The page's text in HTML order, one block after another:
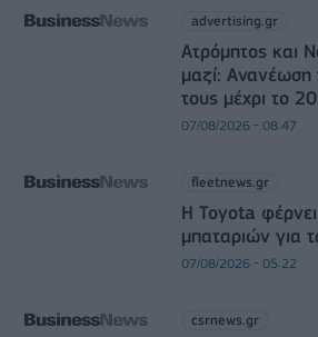
advertising.gr
Ατρόμητος και
μαζί: Ανανέωση
τους μέχρι το
07/08/2026 - 08:47
fleetnews.gr
Η Toyota
μπαταριών για
07/08/2026 - 05:22
csrnews.gr